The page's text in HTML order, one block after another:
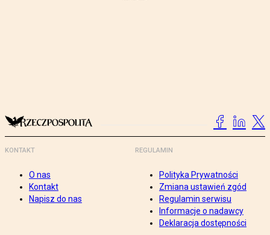
KONTAKT
O nas
Kontakt
Napisz do nas
REGULAMIN
Polityka Prywatności
Zmiana ustawień zgód
Regulamin serwisu
Informacje o nadawcy
Deklaracja dostępności